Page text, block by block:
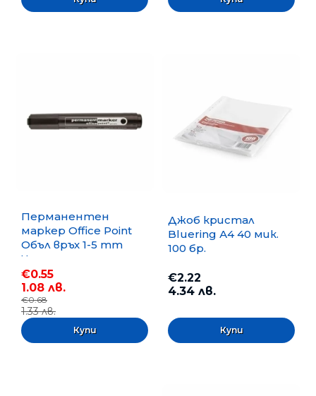
Перманентен
маркер Office Point
Объл връх 1-5 mm
Черен
€0.55
1.08 лв.
€0.68
1.33 лв.
Джоб кристал
Bluering А4 40 мик.
100 бр.
€2.22
4.34 лв.